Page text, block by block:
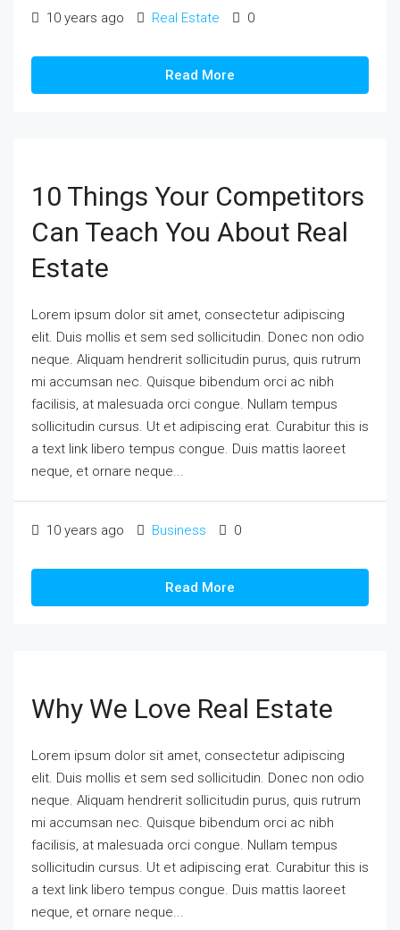
10 years ago Real Estate 0
Read More
10 Things Your Competitors
Can Teach You About Real
Estate
Lorem ipsum dolor sit amet, consectetur adipiscing
elit. Duis mollis et sem sed sollicitudin. Donec non odio
neque. Aliquam hendrerit sollicitudin purus, quis rutrum
mi accumsan nec. Quisque bibendum orci ac nibh
facilisis, at malesuada orci congue. Nullam tempus
sollicitudin cursus. Ut et adipiscing erat. Curabitur this is
a text link libero tempus congue. Duis mattis laoreet
neque, et ornare neque...
10 years ago Business 0
Read More
Why We Love Real Estate
Lorem ipsum dolor sit amet, consectetur adipiscing
elit. Duis mollis et sem sed sollicitudin. Donec non odio
neque. Aliquam hendrerit sollicitudin purus, quis rutrum
mi accumsan nec. Quisque bibendum orci ac nibh
facilisis, at malesuada orci congue. Nullam tempus
sollicitudin cursus. Ut et adipiscing erat. Curabitur this is
a text link libero tempus congue. Duis mattis laoreet
neque, et ornare neque...